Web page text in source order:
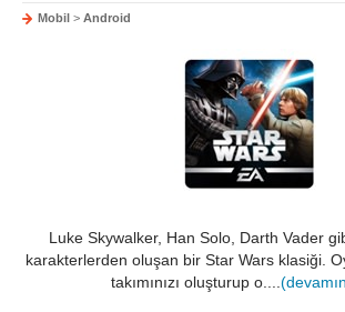
Mobil > Android
Luke Skywalker, Han Solo, Darth Vader
karakterlerden oluşan bir Star Wars klasiği.
takımınızı oluşturup o....